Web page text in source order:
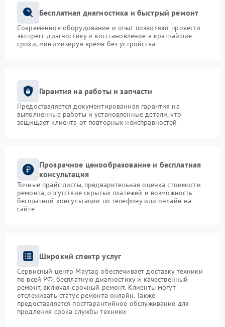
Бесплатная диагностика и быстрый ремонт
Современное оборудование и опыт позволяют провести
экспресс-диагностику и восстановление в кратчайшие
сроки, минимизируя время без устройства
Гарантия на работы и запчасти
Предоставляется документированная гарантия на
выполненные работы и установленные детали, что
защищает клиента от повторных неисправностей
Прозрачное ценообразование и бесплатная
консультация
Точные прайс-листы, предварительная оценка стоимости
ремонта, отсутствие скрытых платежей и возможность
бесплатной консультации по телефону или онлайн на
сайте
Широкий спектр услуг
Сервисный центр Maytag обеспечивает доставку техники
по всей РФ, бесплатную диагностику и качественный
ремонт, включая срочный ремонт. Клиенты могут
отслеживать статус ремонта онлайн. Также
предоставляется постгарантийное обслуживание для
продления срока службы техники